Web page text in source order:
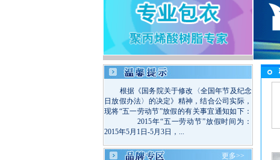
根据《国务院关于修改〈全国年节及纪念
日放假办法〉的决定》精神，结合公司实际，
现将“五一劳动节”放假的有关事宜通知如下：
2015年“五一劳动节”放假时间为：
2015年5月1日-5月3日，...
更多>>